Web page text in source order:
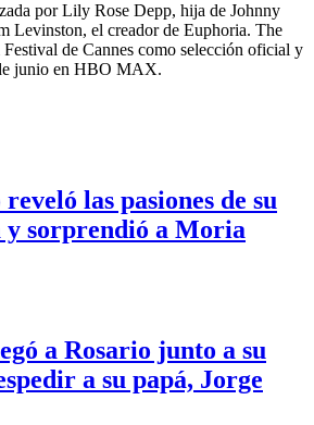
por Lily Rose Depp, hija de Johnny
Levinston, el creador de Euphoria. The
Festival de Cannes como selección oficial y
junio en HBO MAX.
las pasiones de su
sorprendió a Moria
a Rosario junto a su
a su papá, Jorge